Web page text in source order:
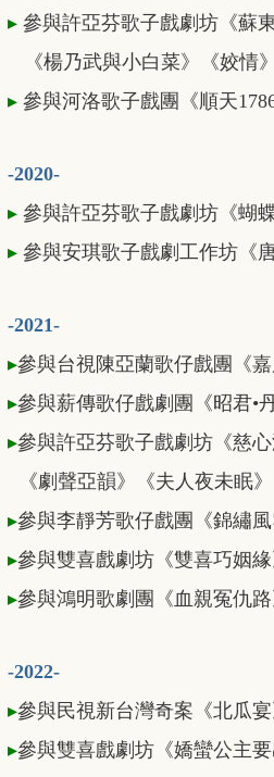
▸ 參與許亞芬歌子戲劇坊《蘇
《楊乃武與小白菜》《姣情》
▸ 參與河洛歌子戲團《順天1786
-2020-
▸ 參與許亞芬歌子戲劇坊《蝴蝶
▸ 參與安琪歌子戲劇工作坊《
-2021-
▸參與台視陳亞蘭歌仔戲團《嘉
▸參與薪傳歌仔戲劇團《昭君•
▸參與許亞芬歌子戲劇坊《慈心
《劇聲亞韻》《夫人夜未眠》
▸參與李靜芳歌仔戲團《錦繡風
▸參與雙喜戲劇坊《雙喜巧姻緣
▸參與鴻明歌劇團《血親冤仇路
-2022-
▸參與民視新台灣奇案《北瓜宴
▸參與雙喜戲劇坊《嬌蠻公主要